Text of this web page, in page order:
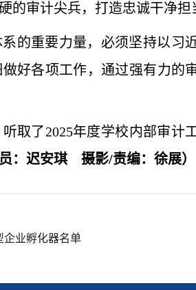
的审计尖兵，打造忠诚干净担
的重要力量，必须坚持以习
好各项工作，通过强有力
取了2025年度学校内部审计
员：迟安琪 摄影/责编：徐展）
企业孵化器名单